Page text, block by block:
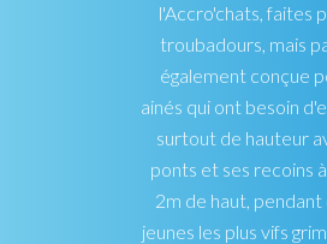
l'Accro'chats, faites
troubadours, mais
également conçue
ainés qui ont besoin
surtout de hauteur
ponts et ses recoins
2m de haut, pendant
jeunes les plus vifs